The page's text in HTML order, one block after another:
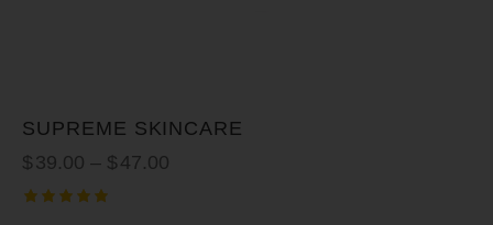
SUPREME SKINCARE
$ 39.00 – $ 47.00